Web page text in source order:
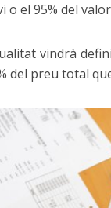
el 95% del valor
vindrà
del preu total